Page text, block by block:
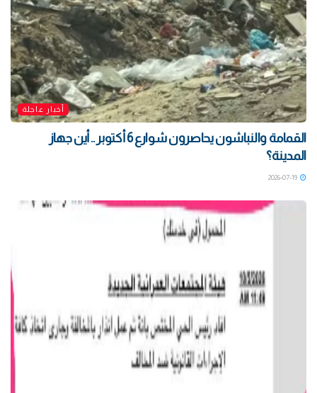
أخبار عاجلة
القمامة والنباشون يحاصرون شوارع 6 أكتوبر .. أين جهاز
المدينة؟